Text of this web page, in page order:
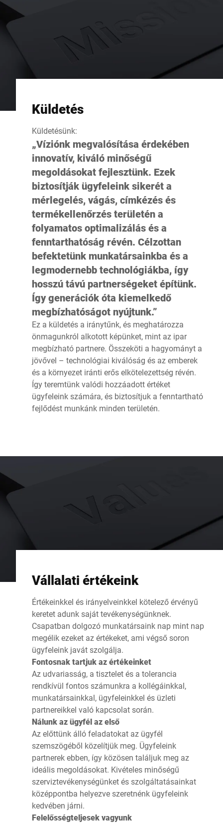
Küldetés
Küldetésünk:
„Víziónk megvalósítása érdekében
innovatív, kiváló minőségű
megoldásokat fejlesztünk. Ezek
biztosítják ügyfeleink sikerét a
mérlegelés, vágás, címkézés és
termékellenőrzés területén a
folyamatos optimalizálás és a
fenntarthatóság révén. Célzottan
befektetünk munkatársainkba és a
legmodernebb technológiákba, így
hosszú távú partnerségeket építünk.
Így generációk óta kiemelkedő
megbízhatóságot nyújtunk.”
Ez a küldetés a iránytűnk, és meghatározza
önmagunkról alkotott képünket, mint az ipar
megbízható partnere. Összeköti a hagyományt a
jövővel – technológiai kiválóság és az emberek
és a környezet iránti erős elkötelezettség révén.
Így teremtünk valódi hozzáadott értéket
ügyfeleink számára, és biztosítjuk a fenntartható
fejlődést munkánk minden területén.
Vállalati értékeink
Értékeinkkel és irányelveinkkel kötelező érvényű
keretet adunk saját tevékenységünknek.
Csapatban dolgozó munkatársaink nap mint nap
megélik ezeket az értékeket, ami végső soron
ügyfeleink javát szolgálja.
Fontosnak tartjuk az értékeinket
Az udvariasság, a tisztelet és a tolerancia
rendkívül fontos számunkra a kollégáinkkal,
munkatársainkkal, ügyfeleinkkel és üzleti
partnereikkel való kapcsolat során.
Nálunk az ügyfél az első
Az előttünk álló feladatokat az ügyfél
szemszögéből közelítjük meg. Ügyfeleink
partnerek ebben, így közösen találjuk meg az
ideális megoldásokat. Kivételes minőségű
szerviztevékenységünket és szolgáltatásainkat
középpontba helyezve szeretnénk ügyfeleink
kedvében járni.
Felelősségteljesek vagyunk